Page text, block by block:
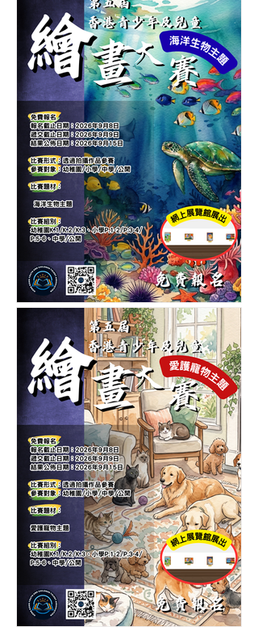
第六屆香港青少年及兒童卡
通人物繪畫大賽-繪畫比賽
第五屆香港青少年及兒童海
洋生物繪畫大賽-繪畫比賽